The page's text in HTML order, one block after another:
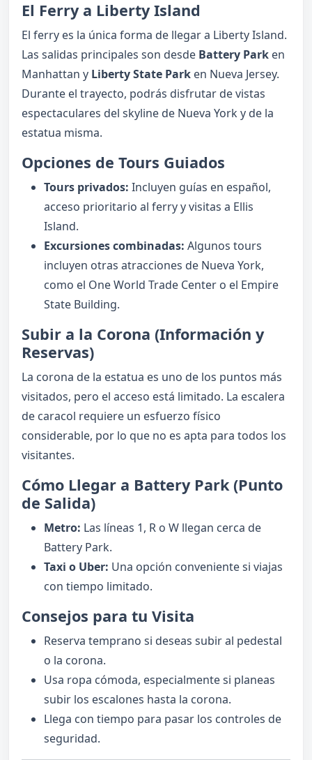
El Ferry a Liberty Island
El ferry es la única forma de llegar a Liberty Island.
Las salidas principales son desde Battery Parken
Manhattan y Liberty State Parken Nueva Jersey.
Durante el trayecto, podrás disfrutar de vistas
espectaculares del skyline de Nueva York y de la
estatua misma.
Opciones de Tours Guiados
Tours privados: Incluyen guías en español,
acceso prioritario al ferry y visitas a Ellis
Island.
Excursiones combinadas: Algunos tours
incluyen otras atracciones de Nueva York,
como el One World Trade Center o el Empire
State Building.
Subir a la Corona (Información y
Reservas)
La corona de la estatua es uno de los puntos más
visitados, pero el acceso está limitado. La escalera
de caracol requiere un esfuerzo físico
considerable, por lo que no es apta para todos los
visitantes.
Cómo Llegar a Battery Park (Punto
de Salida)
Metro: Las líneas 1, R o W llegan cerca de
Battery Park.
Taxi o Uber: Una opción conveniente si viajas
con tiempo limitado.
Consejos para tu Visita
Reserva temprano si deseas subir al pedestal
o la corona.
Usa ropa cómoda, especialmente si planeas
subir los escalones hasta la corona.
Llega con tiempo para pasar los controles de
seguridad.